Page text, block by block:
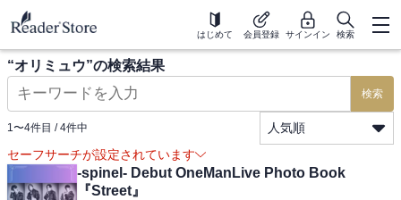
はじめて 会員登録 サインイン 検索
“オリミュウ”の検索結果
検索
1〜4件目 / 4件中
人気順
セーフサーチが設定されています
-spinel- Debut OneManLive Photo Book
『Street』